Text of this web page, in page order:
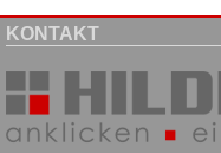
KONTAKT